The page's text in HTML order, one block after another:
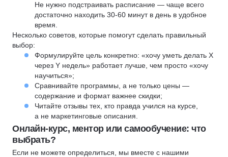
Не нужно подстраивать расписание — чаще всего
достаточно находить 30-60 минут в день в удобное
время.
Несколько советов, которые помогут сделать правильный
выбор:
Формулируйте цель конкретно: «хочу уметь делать X
через Y недель» работает лучше, чем просто «хочу
научиться»;
Сравнивайте программы, а не только цены —
содержание и формат важнее скидки;
Читайте отзывы тех, кто правда учился на курсе,
а не маркетинговые описания.
Онлайн-курс, ментор или самообучение: что
выбрать?
Если не можете определиться, мы вместе с нашими